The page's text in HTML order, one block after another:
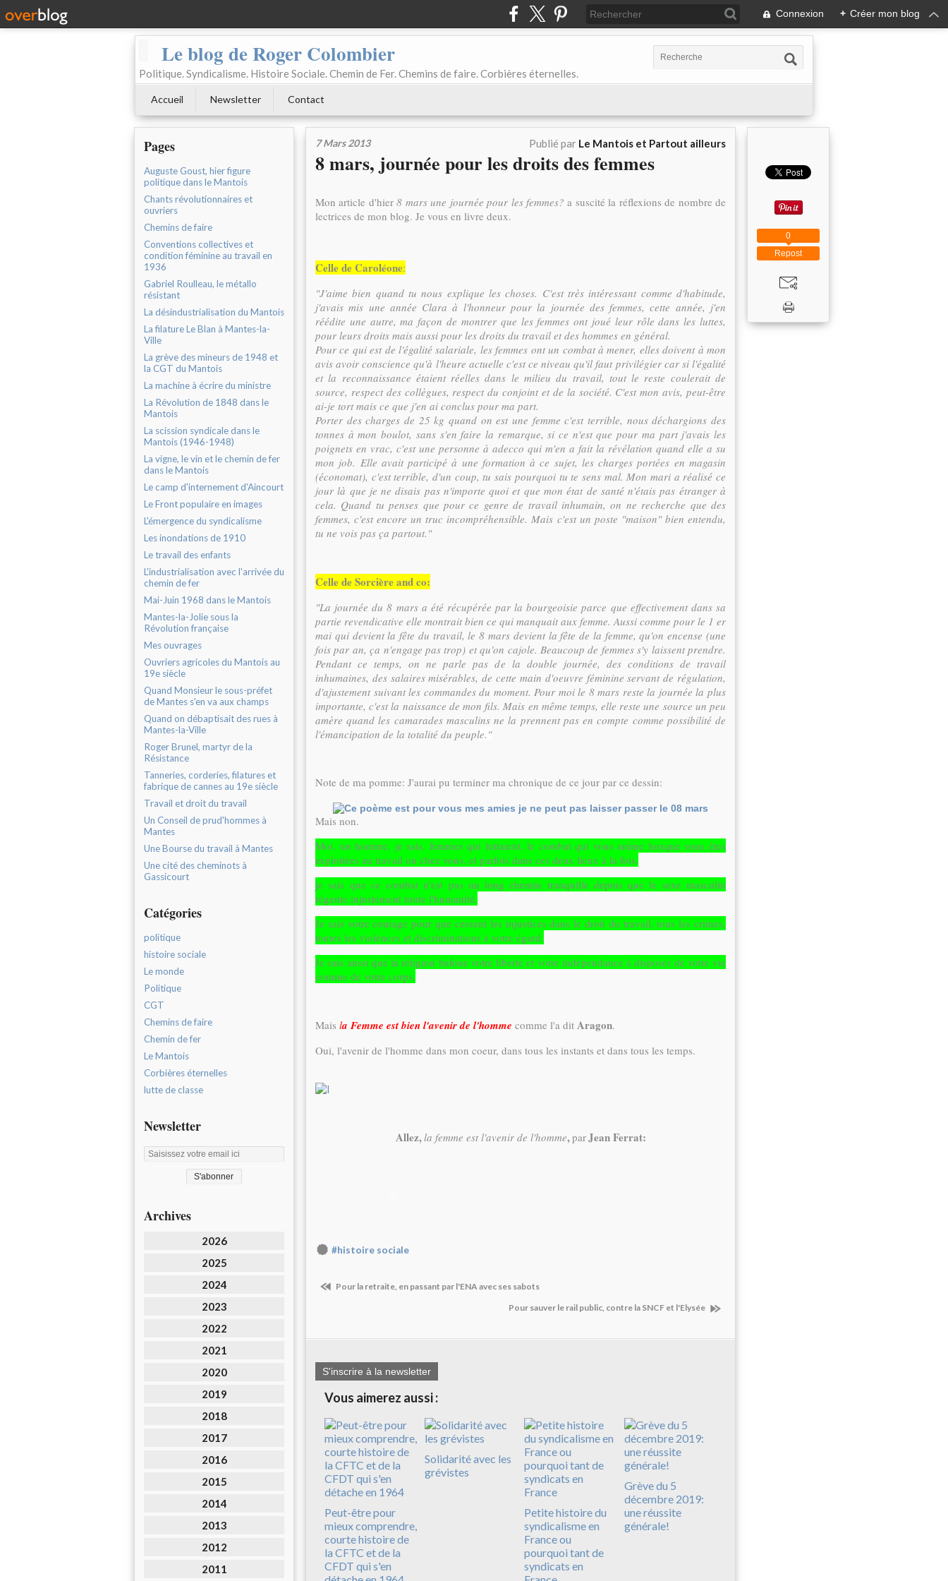
Connexion + Créer mon blog
Le blog de Roger Colombier
Politique. Syndicalisme. Histoire Sociale. Chemin de Fer. Chemins de faire. Corbières éternelles.
Accueil Newsletter Contact
Pages
Auguste Goust, hier figure
politique dans le Mantois
Chants révolutionnaires et
ouvriers
Chemins de faire
Conventions collectives et
condition féminine au travail en
1936
Gabriel Roulleau, le métallo
résistant
La désindustrialisation du Mantois
La filature Le Blan à Mantes-la-
Ville
La grève des mineurs de 1948 et
la CGT du Mantois
La machine à écrire du ministre
La Révolution de 1848 dans le
Mantois
La scission syndicale dans le
Mantois (1946-1948)
La vigne, le vin et le chemin de fer
dans le Mantois
Le camp d'internement d'Aincourt
Le Front populaire en images
L'émergence du syndicalisme
Les inondations de 1910
Le travail des enfants
L'industrialisation avec l'arrivée du
chemin de fer
Mai-Juin 1968 dans le Mantois
Mantes-la-Jolie sous la
Révolution française
Mes ouvrages
Ouvriers agricoles du Mantois au
19e siècle
Quand Monsieur le sous-préfet
de Mantes s'en va aux champs
Quand on débaptisait des rues à
Mantes-la-Ville
Roger Brunel, martyr de la
Résistance
Tanneries, corderies, filatures et
fabrique de cannes au 19e siècle
Travail et droit du travail
Un Conseil de prud'hommes à
Mantes
Une Bourse du travail à Mantes
Une cité des cheminots à
Gassicourt
Catégories
politique
histoire sociale
Le monde
Politique
CGT
Chemins de faire
Chemin de fer
Le Mantois
Corbières éternelles
lutte de classe
Newsletter
Archives
2026
2025
2024
2023
2022
2021
2020
2019
2018
2017
2016
2015
2014
2013
2012
2011
7 Mars 2013 Publié par Le Mantois et Partout ailleurs
8 mars, journée pour les droits des femmes
Mon article d'hier8 mars une journée pour les femmes? a suscité la réflexions de nombre de
lectrices de mon blog. Je vous en livre deux.
Celle de Caroléone:
"J'aime bien quand tu nous explique les choses. C'est très intéressant comme d'habitude,
j'avais mis une année Clara à l'honneur pour la journée des femmes, cette année, j'en
réédite une autre, ma façon de montrer que les femmes ont joué leur rôle dans les luttes,
pour leurs droits mais aussi pour les droits du travail et des hommes en général.
Pour ce qui est de l'égalité salariale, les femmes ont un combat à mener, elles doivent à mon
avis avoir conscience qu'à l'heure actuelle c'est ce niveau qu'il faut privilégier car si l'égalité
et la reconnaissance étaient réelles dans le milieu du travail, tout le reste coulerait de
source, respect des collègues, respect du conjoint et de la société. C'est mon avis, peut-être
ai-je tort mais ce que j'en ai conclus pour ma part.
Porter des charges de 25 kg quand on est une femme c'est terrible, nous déchargions des
tonnes à mon boulot, sans s'en faire la remarque, si ce n'est que pour ma part j'avais les
poignets en vrac, c'est une personne à adecco qui m'en a fait la révélation quand elle a su
mon job. Elle avait participé à une formation à ce sujet, les charges portées en magasin
(économat), c'est terrible, d'un coup, tu sais pourquoi tu te sens mal. Mon mari a réalisé ce
jour là que je ne disais pas n'importe quoi et que mon état de santé n'étais pas étranger à
cela. Quand tu penses que pour ce genre de travail inhumain, on ne recherche que des
femmes, c'est encore un truc incompréhensible. Mais c'est un poste "maison" bien entendu,
tu ne vois pas ça partout."
Celle de Sorcière and co:
"La journée du 8 mars a été récupérée par la bourgeoisie parce que effectivement dans sa
partie revendicative elle montrait bien ce qui manquait aux femme. Aussi comme pour le 1 er
mai qui devient la fête du travail, le 8 mars devient la fête de la femme, qu'on encense (une
fois par an, ça n'engage pas trop) et qu'on cajole. Beaucoup de femmes s'y laissent prendre.
Pendant ce temps, on ne parle pas de la double journée, des conditions de travail
inhumaines, des salaires misérables, de cette main d'oeuvre féminine servant de régulation,
d'ajustement suivant les commandes du moment. Pour moi le 8 mars reste la journée la plus
importante, c'est la naissance de mon fils. Mais en même temps, elle reste une source un peu
amère quand les camarades masculins ne la prennent pas en compte comme possibilité de
l'émancipation de la totalité du peuple."
Note de ma pomme: J'aurai pu terminer ma chronique de ce jour par ce dessin:
Mais non.
Moi, un homme, je sais, femmes qui luttaient, le combat qui vous anime lorsque vous êtes
exploitées au travail ou chez vous, et parfois dans ces deux lieux à la fois.
je sais que ce combat n'est pas un long chemin tranquille depuis que le sexe masculin
régente injustement toute l'humanité.
Je sais votre courage pour que cessent les injustices dans le droit du travail, tous les crimes,
toutes les violences et discriminations à votre égard.
Je sais aussi que la religion bafoue votre liberté et votre indépendance à disposer de votre vie
comme de votre corps.
Mais la Femme est bien l'avenir de l'homme comme l'a dit Aragon.
Oui, l'avenir de l'homme dans mon coeur, dans tous les instants et dans tous les temps.
Allez,la femme est l'avenir de l'homme,parJean Ferrat:
#histoire sociale
Pour la retraite, en passant par l'ENA avec ses sabots
Pour sauver le rail public, contre la SNCF et l'Elysée
S'inscrire à la newsletter
Vous aimerez aussi :
Peut-être pour
mieux comprendre,
courte histoire de
la CFTC et de la
CFDT qui s'en
Solidarité avec les
grévistes
Petite histoire du
syndicalisme en
France ou
pourquoi tant de
syndicats en
Grève du 5
décembre 2019:
une réussite
générale!
Repost
0